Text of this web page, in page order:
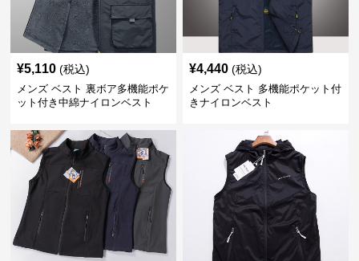
¥5,110 (税込)
メンズ ベスト 裏ボア多機能ポケ
ット付き中綿ナイロンベスト
¥4,440 (税込)
メンズ ベスト 多機能ポケット付
きナイロンベスト